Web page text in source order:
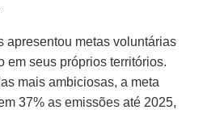
apresentou metas voluntárias
em seus próprios territórios.
mais ambiciosas, a meta
37% as emissões até 2025,